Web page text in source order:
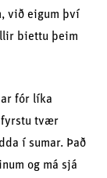
við eigum því
biettu þeim
fór líka
fyrstu tvær
í sumar. Það
og má sjá